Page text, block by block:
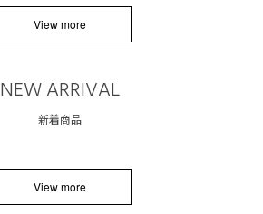
View more
NEW ARRIVAL
新着商品
View more